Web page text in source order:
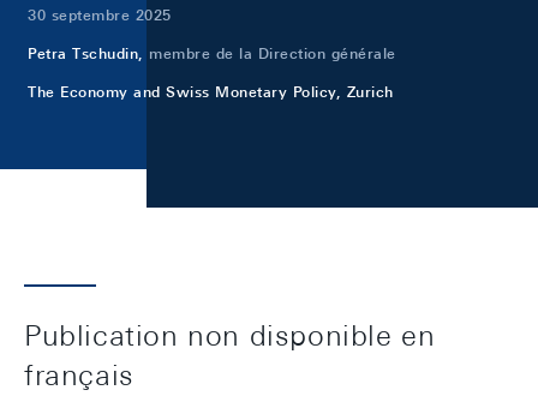
30 septembre 2025
Petra Tschudin, membre de la Direction générale
The Economy and Swiss Monetary Policy, Zurich
Publication non disponible en
français